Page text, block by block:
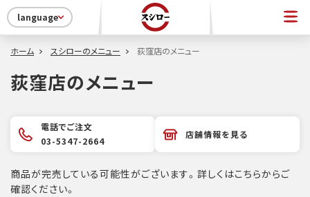
language
ホーム スシローのメニュー 荻窪店のメニュー
荻窪店のメニュー
電話でご注文
03-5347-2664
店舗情報を見る
商品が完売している可能性がございます。詳しくはこちらからご
確認ください。